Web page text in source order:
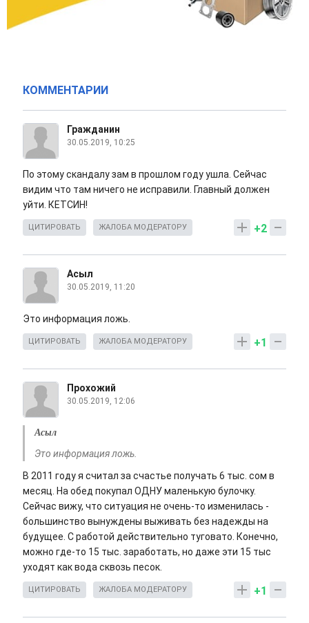
КОММЕНТАРИИ
Гражданин
30.05.2019, 10:25
По этому скандалу зам в прошлом году ушла. Сейчас
видим что там ничего не исправили. Главный должен
уйти. КЕТСИН!
+2
ЦИТИРОВАТЬ ЖАЛОБА МОДЕРАТОРУ
Асыл
30.05.2019, 11:20
Это информация ложь.
+1
ЦИТИРОВАТЬ ЖАЛОБА МОДЕРАТОРУ
Прохожий
30.05.2019, 12:06
Асыл
Это информация ложь.
В 2011 году я считал за счастье получать 6 тыс. сом в
месяц. На обед покупал ОДНУ маленькую булочку.
Сейчас вижу, что ситуация не очень-то изменилась -
большинство вынуждены выживать без надежды на
будущее. С работой действительно туговато. Конечно,
можно где-то 15 тыс. заработать, но даже эти 15 тыс
уходят как вода сквозь песок.
+1
ЦИТИРОВАТЬ ЖАЛОБА МОДЕРАТОРУ